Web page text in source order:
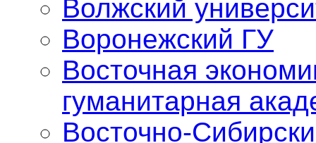
Волжский
Воронежский ГУ
Восточная
гуманитарная
Восточно-